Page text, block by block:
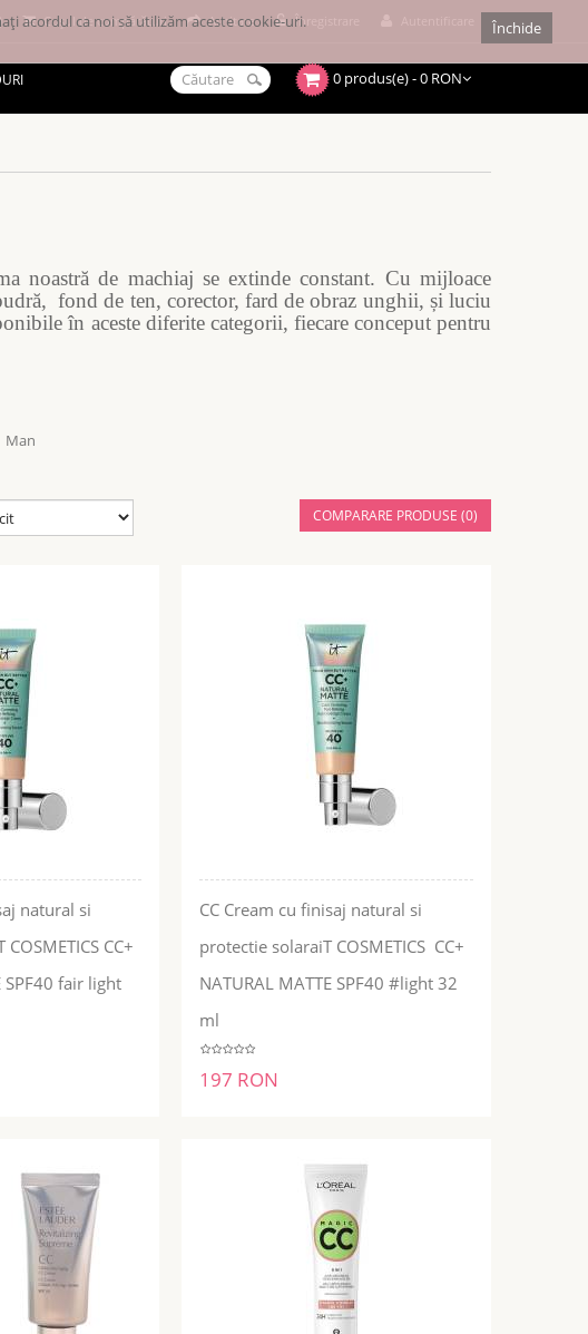
Înregistrare
Coșul de cumpărături Achitare
0 produs(e) - 0 RON
noastră de machiaj se extinde constant. Cu mijloace
fond de ten, corector, fard de obraz unghii, și luciu
în aceste diferite categorii, fiecare conceput pentru
Man
COMPARARE PRODUSE (0)
natural si
CC+
SPF40 fair light
CC Cream cu finisaj natural si
protectie solaraiT COSMETICS CC+
NATURAL MATTE SPF40 #light 32
ml
197 RON
ADĂUGĂ ÎN COŞ
Închide
acordul ca noi să utilizăm aceste cookie-uri.